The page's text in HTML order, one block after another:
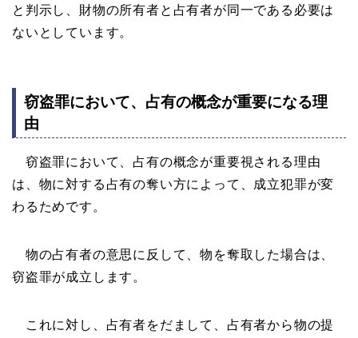
と判示し、財物の所有者と占有者が同一である必要は
ないとしています。
窃盗罪において、占有の概念が重要になる理
由
窃盗罪において、占有の概念が重要視される理由
は、物に対する占有の奪い方によって、成立犯罪が変
わるためです。
物の占有者の意思に反して、物を奪取した場合は、
窃盗罪が成立します。
これに対し、占有者をだまして、占有者から物の提